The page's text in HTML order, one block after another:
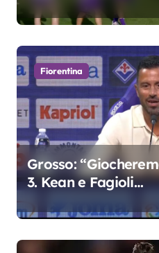
Grosso
Fiorentina
Grosso:
3. Kean e Fagioli
colpo”